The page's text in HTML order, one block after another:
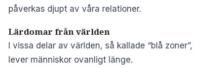
påverkas djupt av våra relationer.
Lärdomar från världen
I vissa delar av världen, så kallade “blå zoner”,
lever människor ovanligt länge.